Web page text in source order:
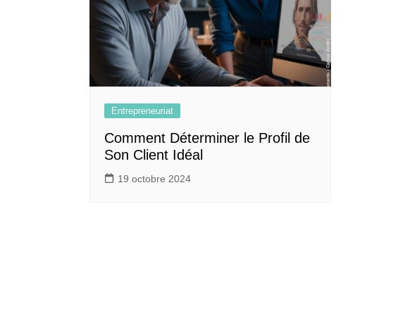
Entrepreneuriat
Comment Déterminer le Profil de
Son Client Idéal
19 octobre 2024